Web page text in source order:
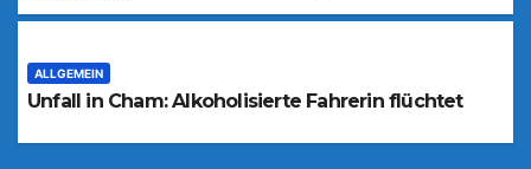
ALLGEMEIN
Unfall in Cham: Alkoholisierte Fahrerin flüchtet